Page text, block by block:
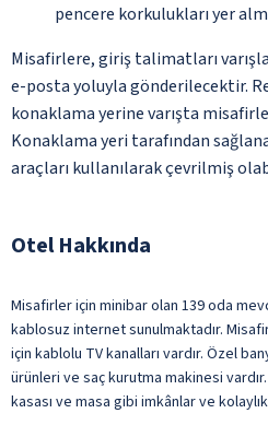
pencere korkulukları yer
Misafirlere, giriş talimatları
e-posta yoluyla gönderilecektir.
konaklama yerine varışta
Konaklama yeri tarafından
araçları kullanılarak çevrilmiş
Otel Hakkında
Misafirler için minibar olan 139 oda
kablosuz internet sunulmaktadır.
için kablolu TV kanalları vardır. Özel
ürünleri ve saç kurutma makinesi
kasası ve masa gibi imkânlar ve